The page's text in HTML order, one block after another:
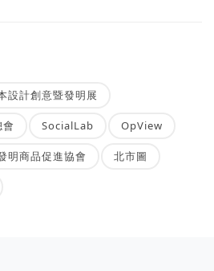
設計創意暨發明展
SocialLab OpView
明商品促進協會 北市圖